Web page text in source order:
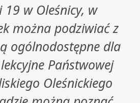
w Oleśnicy, w
można podziwiać z
ogólnodostępne dla
Państwowej
Oleśnickiego